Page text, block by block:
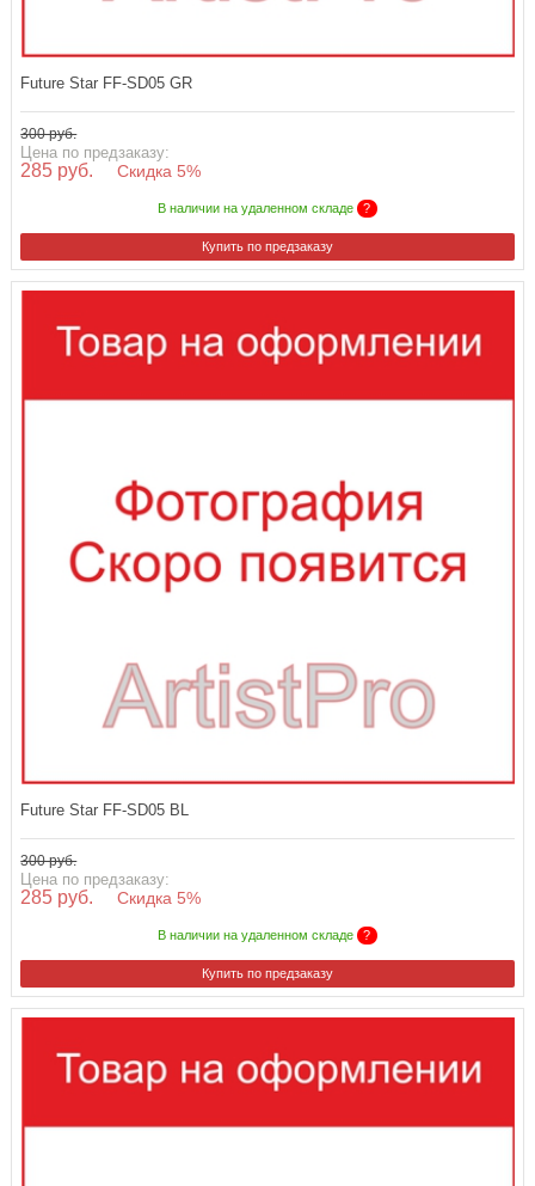
Future Star FF-SD05 GR
300 руб.
Цена по предзаказу:
285 руб. Скидка 5%
В наличии на удаленном складе ?
Купить по предзаказу
Future Star FF-SD05 BL
300 руб.
Цена по предзаказу:
285 руб. Скидка 5%
В наличии на удаленном складе ?
Купить по предзаказу